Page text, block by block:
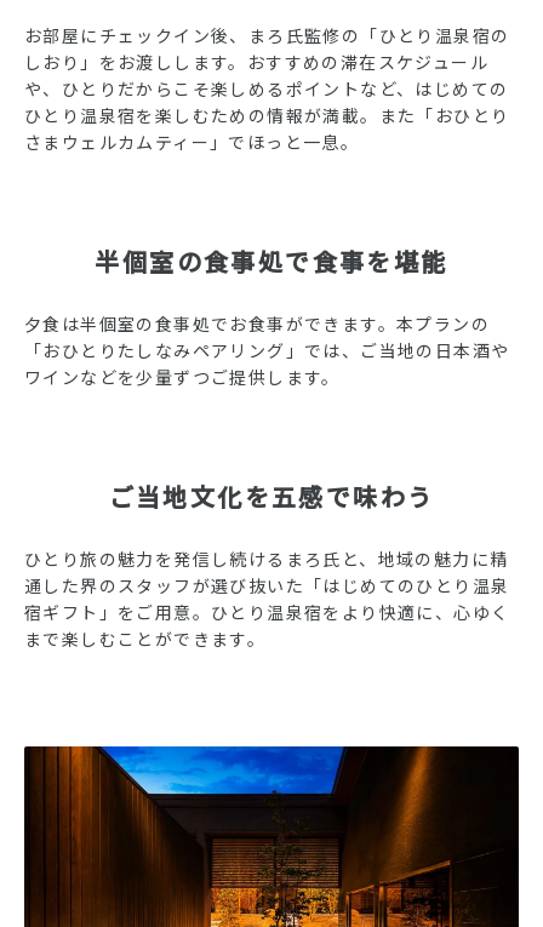
お部屋にチェックイン後、まろ氏監修の「ひとり温泉宿の
しおり」をお渡しします。おすすめの滞在スケジュール
や、ひとりだからこそ楽しめるポイントなど、はじめての
ひとり温泉宿を楽しむための情報が満載。また「おひとり
さまウェルカムティー」でほっと一息。
半個室の食事処で食事を堪能
夕食は半個室の食事処でお食事ができます。本プランの
「おひとりたしなみペアリング」では、ご当地の日本酒や
ワインなどを少量ずつご提供します。
ご当地文化を五感で味わう
ひとり旅の魅力を発信し続けるまろ氏と、地域の魅力に精
通した界のスタッフが選び抜いた「はじめてのひとり温泉
宿ギフト」をご用意。ひとり温泉宿をより快適に、心ゆく
まで楽しむことができます。